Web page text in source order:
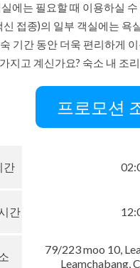
에는 필요할 때 이용하실
접종)의 일부 객실에는
기간 동안 더욱 편리하게
지고 계신가요? 숙소 내 조
프로모션
간
간
79/223 moo 10,
Leamchabang,